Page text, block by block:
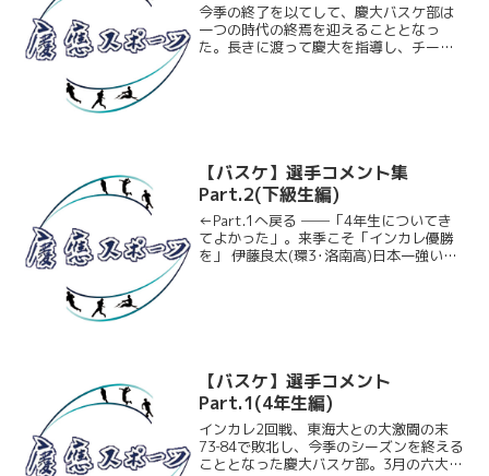
今季の終了を以てして、慶大バスケ部は
一つの時代の終焉を迎えることとなっ
た。長きに渡って慶大を指導し、チーム
【バスケ】選手コメント集
Part.2(下級生編)
←Part.1へ戻る ──「4年生についてき
てよかった」。来季こそ「インカレ優勝
を」 伊藤良太(環3･洛南高)日本一強い東
【バスケ】選手コメント
Part.1(4年生編)
インカレ2回戦、東海大との大激闘の末
73‐84で敗北し、今季のシーズンを終える
こととなった慶大バスケ部。3月の六大学